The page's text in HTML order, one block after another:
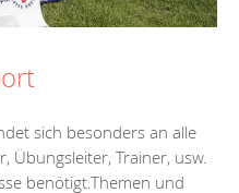
sich besonders an alle
Übungsleiter, Trainer, usw.
benötigt.Themen und